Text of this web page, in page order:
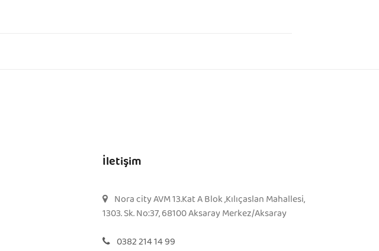
İletişim
Nora city AVM 13.Kat A Blok ,Kılıçaslan Mahallesi,
1303. Sk. No:37, 68100 Aksaray Merkez/Aksaray
0382 214 14 99